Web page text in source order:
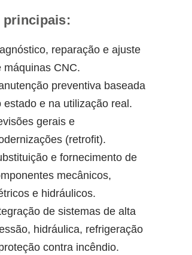
principais:
reparação e ajuste
máquinas CNC.
preventiva baseada
estado e na utilização real.
gerais e
(retrofit).
e fornecimento de
mecânicos,
e hidráulicos.
de sistemas de alta
hidráulica, refrigeração
contra incêndio.